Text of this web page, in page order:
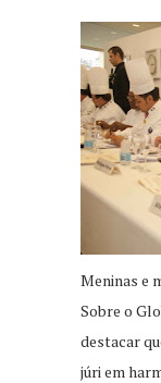
Meninas e
Sobre o
destacar
júri em